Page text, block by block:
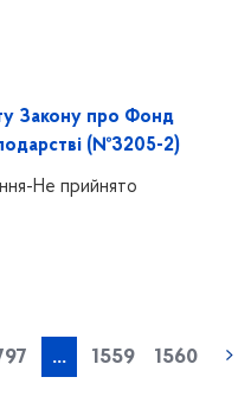
Закону про Фонд
(№3205-2)
Не прийнято
« попередня
... 1559 1560